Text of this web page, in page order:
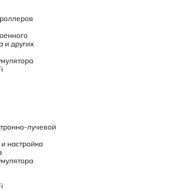
и других
лучевой
настройка